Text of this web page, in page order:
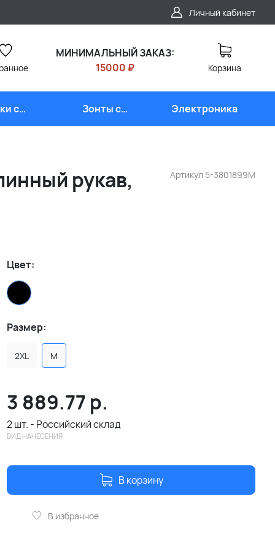
Личный кабинет
МИНИМАЛЬНЫЙ ЗАКАЗ:
15000 ₽
Корзина
с
Зонты с
логотипом
Электроника
Артикул 5-3801899M
рукав,
Цвет:
Размер:
2XL M
3 889.77 р.
2 шт. - Российский склад
ВИД НАНЕСЕНИЯ
В корзину
В избранное